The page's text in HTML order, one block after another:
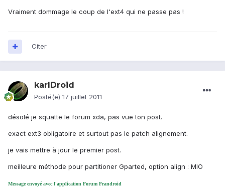
Vraiment dommage le coup de l'ext4 qui ne passe pas !
Citer
karlDroid
Posté(e) 17 juillet 2011
désolé je squatte le forum xda, pas vue ton post.
exact ext3 obligatoire et surtout pas le patch alignement.
je vais mettre à jour le premier post.
meilleure méthode pour partitioner Gparted, option align : MIO
Message envoyé avec l'application Forum Frandroid